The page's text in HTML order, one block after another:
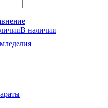
В наличии